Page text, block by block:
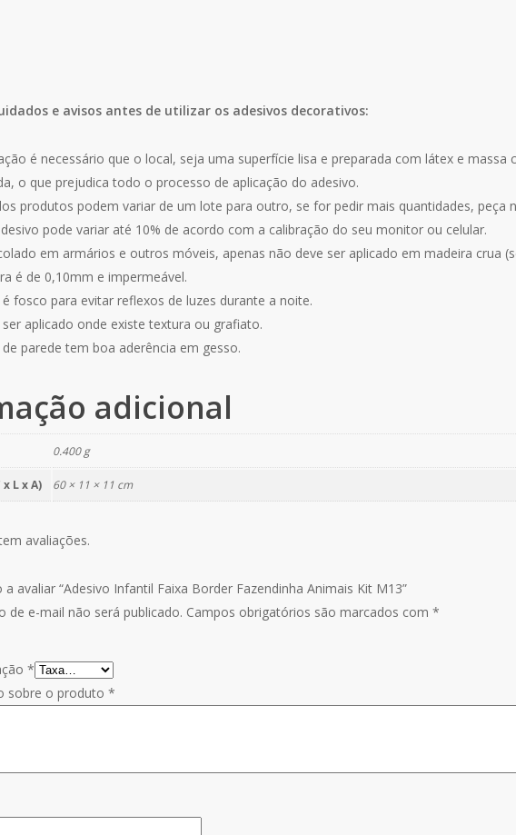
e avisos antes de utilizar os adesivos decorativos:
é necessário que o local, seja uma superfície lisa e preparada com látex e
o que prejudica todo o processo de aplicação do adesivo.
produtos podem variar de um lote para outro, se for pedir mais quantidades, peça
pode variar até 10% de acordo com a calibração do seu monitor ou celular.
em armários e outros móveis, apenas não deve ser aplicado em madeira crua
é de 0,10mm e impermeável.
é fosco para evitar reflexos de luzes durante a noite.
aplicado onde existe textura ou grafiato.
parede tem boa aderência em gesso.
adicional
0.400 g
L x A) 60 × 11 × 11 cm
avaliações.
avaliar “Adesivo Infantil Faixa Border Fazendinha Animais Kit M13”
de e-mail não será publicado. Campos obrigatórios são marcados com *
*
sobre o produto *